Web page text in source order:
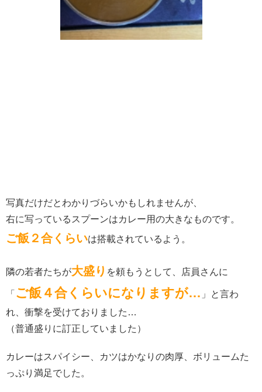
写真だけだとわかりづらいかもしれませんが、
右に写っているスプーンはカレー用の大きなものです。
ご飯２合くらいは搭載されているよう。
隣の若者たちが大盛り を頼もうとして、店員さんに
「 ご飯４合くらいになりますが… 」と言わ
れ、衝撃を受けておりました…
（普通盛りに訂正していました）
カレーはスパイシー、カツはかなりの肉厚、ボリュームた
っぷり満足でした。